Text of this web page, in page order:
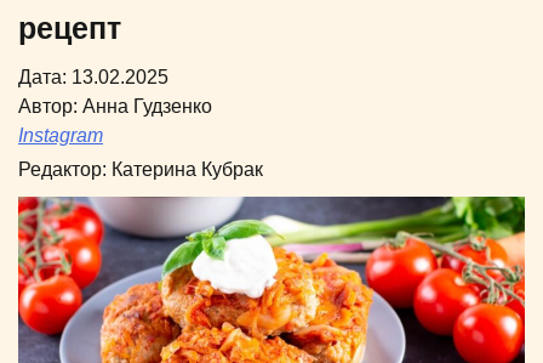
рецепт
Дата: 13.02.2025
Автор: Анна Гудзенко
Instagram
Редактор: Катерина Кубрак